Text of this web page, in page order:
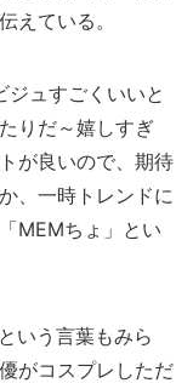
えている。
ュすごくいいと
りだ～嬉しすぎ
が良いので、期待
、一時トレンドに
MEMちょ」とい
いう言葉もみら
がコスプレしただ